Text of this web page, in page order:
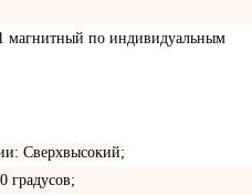
магнитный по индивидуальным
Сверхвысокий;
градусов;